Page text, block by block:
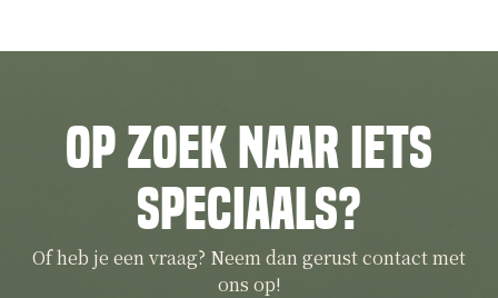
Op zoek naar iets
speciaals?
Of heb je een vraag? Neem dan gerust contact met
ons op!